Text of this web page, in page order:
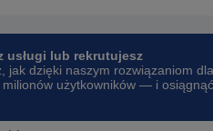
usługi lub rekrutujesz
jak dzięki naszym rozwiązaniom dla
użytkowników — i osiągnąć